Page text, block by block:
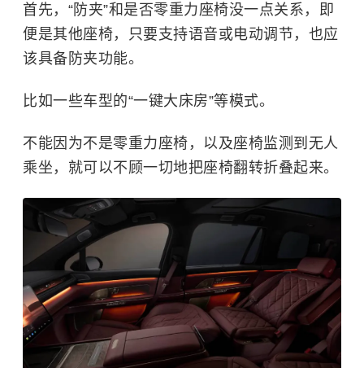
首先，“防夹”和是否零重力座椅没一点关系，即
便是其他座椅，只要支持语音或电动调节，也应
该具备防夹功能。
比如一些车型的“一键大床房”等模式。
不能因为不是零重力座椅，以及座椅监测到无人
乘坐，就可以不顾一切地把座椅翻转折叠起来。